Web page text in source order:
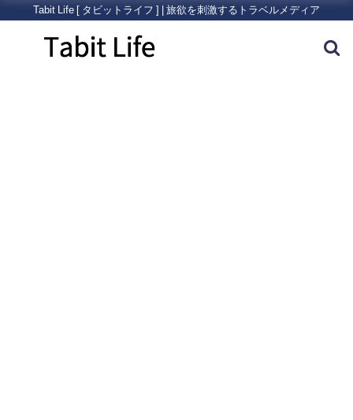
Tabit Life [ タビットライフ ] | 旅欲を刺激するトラベルメディア